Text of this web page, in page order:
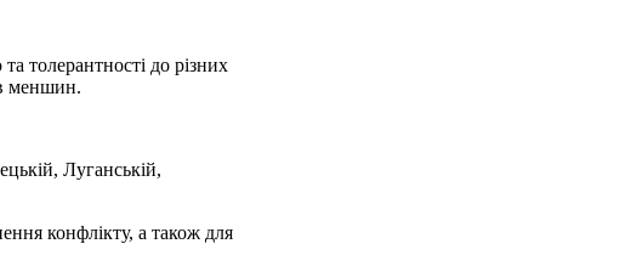
толерантності до різних
меншин.
Луганській,
конфлікту, а також для